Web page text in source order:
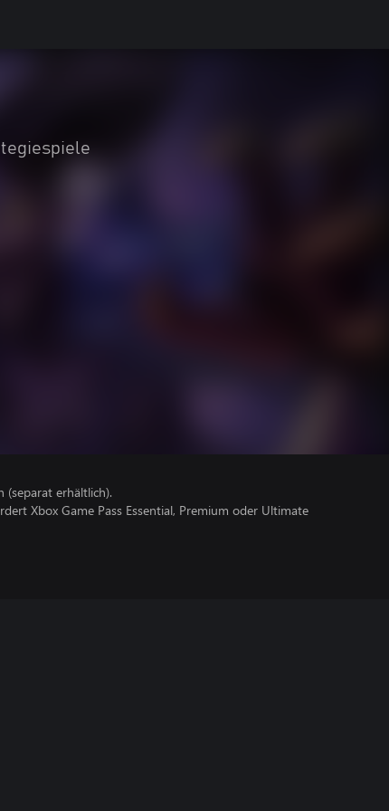
(separat erhältlich).
Xbox Game Pass Essential, Premium oder Ultimate